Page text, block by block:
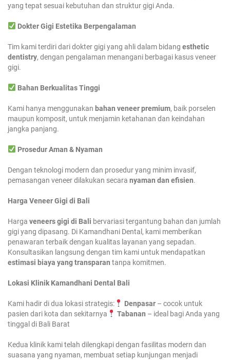
yang tepat sesuai kebutuhan dan struktur gigi Anda.
Dokter Gigi Estetika Berpengalaman
Tim kami terdiri dari dokter gigi yang ahli dalam bidang esthetic
dentistry, dengan pengalaman menangani berbagai kasus veneer
gigi.
Bahan Berkualitas Tinggi
Kami hanya menggunakan bahan veneer premium, baik porselen
maupun komposit, untuk menjamin ketahanan dan keindahan
jangka panjang.
Prosedur Aman & Nyaman
Dengan teknologi modern dan prosedur yang minim invasif,
pemasangan veneer dilakukan secara nyaman dan efisien.
Harga Veneer Gigi di Bali
Harga veneers gigi di Bali bervariasi tergantung bahan dan jumlah
gigi yang dipasang. Di Kamandhani Dental, kami memberikan
penawaran terbaik dengan kualitas layanan yang sepadan.
Konsultasikan langsung dengan tim kami untuk mendapatkan
estimasi biaya yang transparan tanpa komitmen.
Lokasi Klinik Kamandhani Dental Bali
Kami hadir di dua lokasi strategis: Denpasar– cocok untuk
pasien dari kota dan sekitarnya
Tabanan – ideal bagi Anda yang
tinggal di Bali Barat
Kedua klinik kami telah dilengkapi dengan fasilitas modern dan
suasana yang nyaman, membuat setiap kunjungan menjadi